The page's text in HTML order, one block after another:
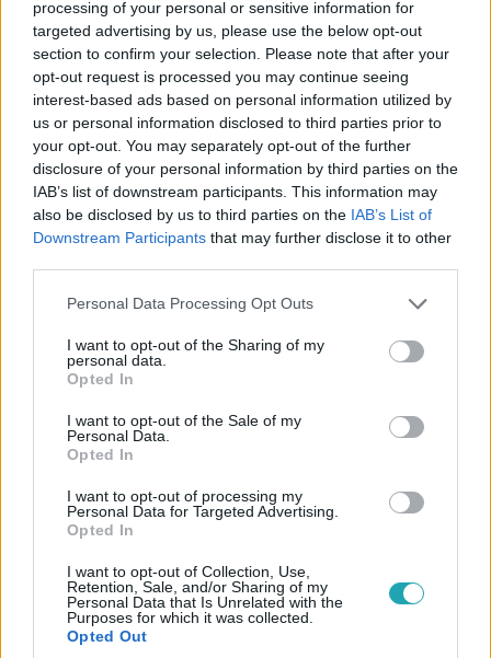
processing of your personal or sensitive information for
targeted advertising by us, please use the below opt-out
section to confirm your selection. Please note that after your
opt-out request is processed you may continue seeing
interest-based ads based on personal information utilized by
us or personal information disclosed to third parties prior to
your opt-out. You may separately opt-out of the further
disclosure of your personal information by third parties on the
IAB’s list of downstream participants. This information may
also be disclosed by us to third parties on the IAB’s List of
Downstream Participants that may further disclose it to other
Please note that this website/app uses one or more Google
not limited to your visit or usage behaviour. You may click to
grant or deny consent to Google and its third-party tags to
use your data for below specified purposes in below Google
consent section.
Personal Data Processing Opt Outs
I want to opt-out of the Sharing of my
personal data.
Opted In
I want to opt-out of the Sale of my
Personal Data.
Opted In
I want to opt-out of processing my
Personal Data for Targeted Advertising.
Opted In
I want to opt-out of Collection, Use,
Retention, Sale, and/or Sharing of my
Personal Data that Is Unrelated with the
Purposes for which it was collected.
Opted Out
X-Faktor
2022. október 10. 10:55
Kornis Anna: Man In The Mirror – akusztikus
(Michael Jackson)
legnézettebb tehetségkutató showműsora, az X-Faktor! A
jelentkezők a Táborban is mindent megtettek a